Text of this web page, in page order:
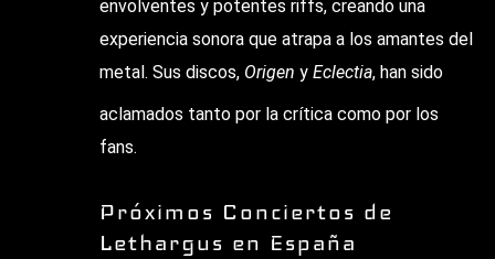
envolventes y potentes riffs, creando una
experiencia sonora que atrapa a los amantes del
metal. Sus discos, Origen y Eclectia, han sido
aclamados tanto por la crítica como por los
fans.
Próximos Conciertos de
Lethargus en España